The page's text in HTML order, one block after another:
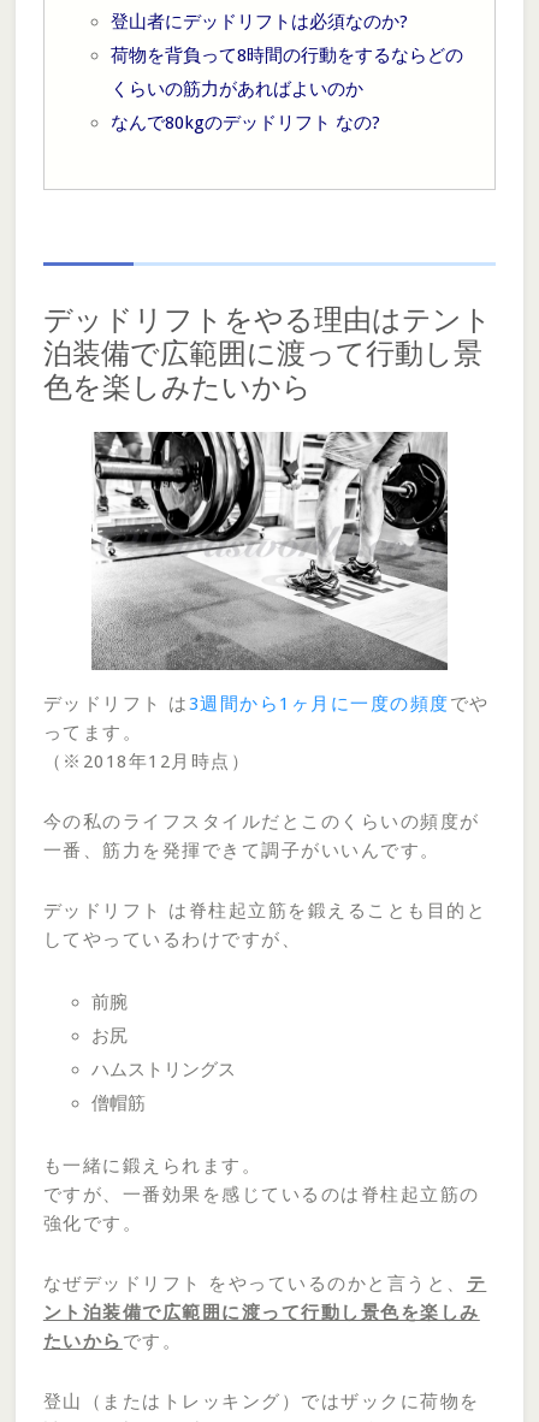
登山者にデッドリフトは必須なのか?
荷物を背負って8時間の行動をするならどの
くらいの筋力があればよいのか
なんで80kgのデッドリフト なの?
デッドリフトをやる理由はテント
泊装備で広範囲に渡って行動し景
色を楽しみたいから
デッドリフト は3週間から1ヶ月に一度の頻度でや
ってます。
（※2018年12月時点）
今の私のライフスタイルだとこのくらいの頻度が
一番、筋力を発揮できて調子がいいんです。
デッドリフト は脊柱起立筋を鍛えることも目的と
してやっているわけですが、
前腕
お尻
ハムストリングス
僧帽筋
も一緒に鍛えられます。
ですが、一番効果を感じているのは脊柱起立筋の
強化です。
なぜデッドリフト をやっているのかと言うと、 テ
ント泊装備で広範囲に渡って行動し景色を楽しみ
たいから です。
登山（またはトレッキング）ではザックに荷物を